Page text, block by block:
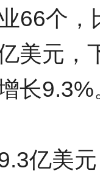
66个
美元，
长9.3%
亿美